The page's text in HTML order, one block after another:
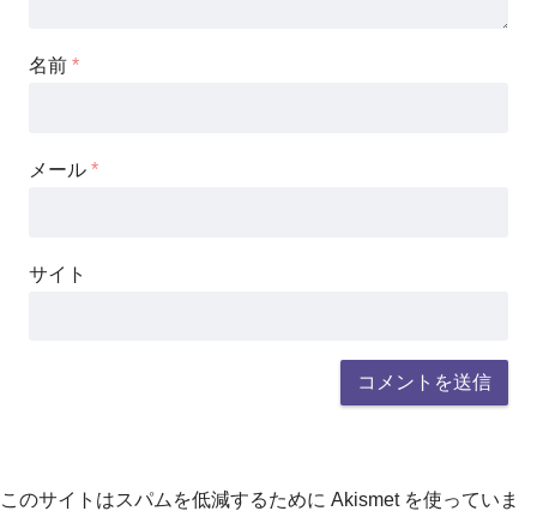
名前 *
メール *
サイト
このサイトはスパムを低減するために Akismet を使っていま